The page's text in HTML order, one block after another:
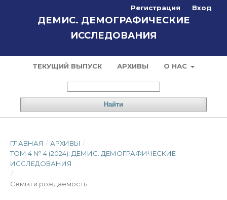
ДЕМИС. ДЕМОГРАФИЧЕСКИЕ
ИССЛЕДОВАНИЯ
ТЕКУЩИЙ ВЫПУСК АРХИВЫ О НАС
Найти
Регистрация Вход
ГЛАВНАЯ / АРХИВЫ /
ТОМ 4 № 4 (2024): ДЕМИС. ДЕМОГРАФИЧЕСКИЕ
ИССЛЕДОВАНИЯ
/
Семья и рождаемость